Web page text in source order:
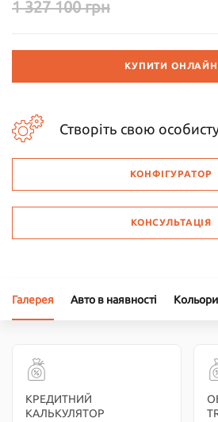
1 327 100 грн
КУПИТИ ОНЛАЙН
Створіть свою
КОНФІГУРАТОР
КОНСУЛЬТАЦІЯ
Галерея Авто в наявності Кольори
КРЕДИТНИЙ
КАЛЬКУЛЯТОР